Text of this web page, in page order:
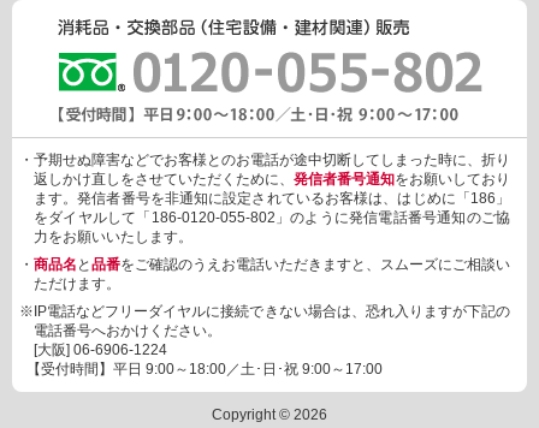
・予期せぬ障害などでお客様とのお電話が途中切断してしまった時に、折り
返しかけ直しをさせていただくために、 発信者番号通知をお願いしており
ます。発信者番号を非通知に設定されているお客様は、はじめに「186」
をダイヤルして「186-0120-055-802」のように発信電話番号通知のご協
力をお願いいたします。
・ 商品名 と 品番をご確認のうえお電話いただきますと、スムーズにご相談い
ただけます。
※IP電話などフリーダイヤルに接続できない場合は、恐れ入りますが下記の
電話番号へおかけください。
[大阪] 06-6906-1224
【受付時間】平日 9:00～18:00／土･日･祝 9:00～17:00
Copyright © 2026